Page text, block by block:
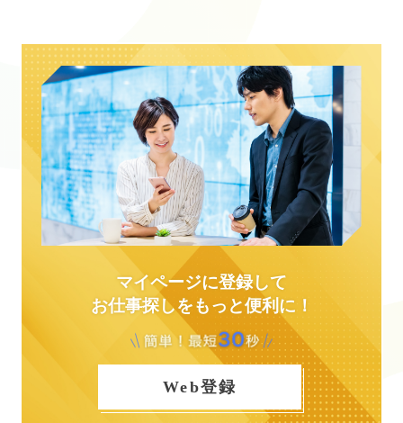
マイページに登録して
お仕事探しをもっと便利に！
Web登録